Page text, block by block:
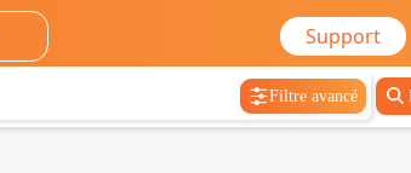
Support
Filtre avancé